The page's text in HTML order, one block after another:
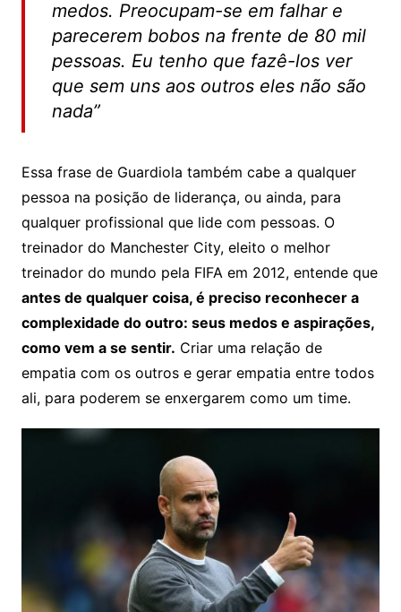
medos. Preocupam-se em falhar e
parecerem bobos na frente de 80 mil
pessoas. Eu tenho que fazê-los ver
que sem uns aos outros eles não são
nada”
Essa frase de Guardiola também cabe a qualquer
pessoa na posição de liderança, ou ainda, para
qualquer profissional que lide com pessoas. O
treinador do Manchester City, eleito o melhor
treinador do mundo pela FIFA em 2012, entende que
antes de qualquer coisa, é preciso reconhecer a
complexidade do outro: seus medos e aspirações,
como vem a se sentir. Criar uma relação de
empatia com os outros e gerar empatia entre todos
ali, para poderem se enxergarem como um time.